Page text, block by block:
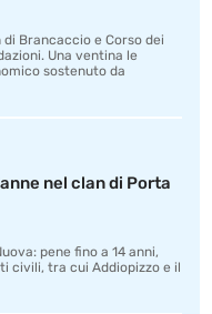
Brancaccio e Corso dei
Una ventina le
sostenuto da
nel clan di Porta
pene fino a 14 anni,
civili, tra cui Addiopizzo e il